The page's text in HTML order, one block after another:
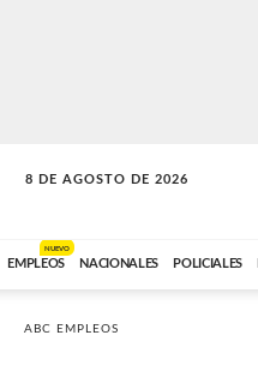
8 DE AGOSTO DE 2026
SOLO MÚSICA
EMPLEOS
NUEVO
NACIONALES POLICIALES
ABC EMPLEOS